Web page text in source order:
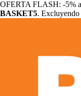
OFERTA FLASH: -5%
BASKET5. Excluyendo